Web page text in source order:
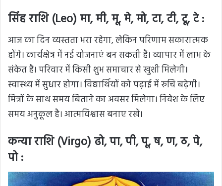
सिंह राशि (Leo) मा, मी, मू, मे, मो, टा, टी, टू, टे :
आज का दिन व्यस्तता भरा रहेगा, लेकिन परिणाम सकारात्मक
होंगे। कार्यक्षेत्र में नई योजनाएं बन सकती हैं। व्यापार में लाभ के
संकेत हैं। परिवार में किसी शुभ समाचार से खुशी मिलेगी।
स्वास्थ्य में सुधार होगा। विद्यार्थियों को पढ़ाई में रुचि बढ़ेगी।
मित्रों के साथ समय बिताने का अवसर मिलेगा। निवेश के लिए
समय अनुकूल है। आत्मविश्वास बनाए रखें।
कन्या राशि (Virgo) ढो, पा, पी, पू, ष, ण, ठ, पे,
पो :